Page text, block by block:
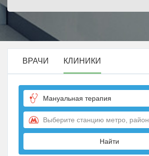
ВРАЧИ КЛИНИКИ
Мануальная терапия
Выберите станцию метро, район
Найти